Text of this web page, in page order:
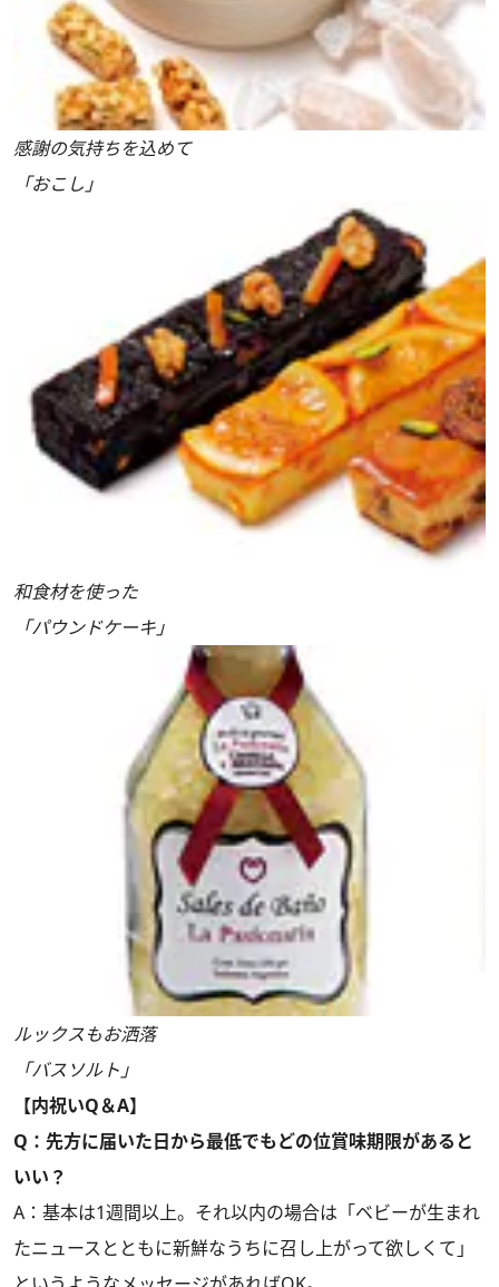
感謝の気持ちを込めて
「おこし」
和食材を使った
「パウンドケーキ」
ルックスもお洒落
「バスソルト」
【内祝いQ＆A】
Q：先方に届いた日から最低でもどの位賞味期限があると
いい？
A：基本は1週間以上。それ以内の場合は「ベビーが生まれ
たニュースとともに新鮮なうちに召し上がって欲しくて」